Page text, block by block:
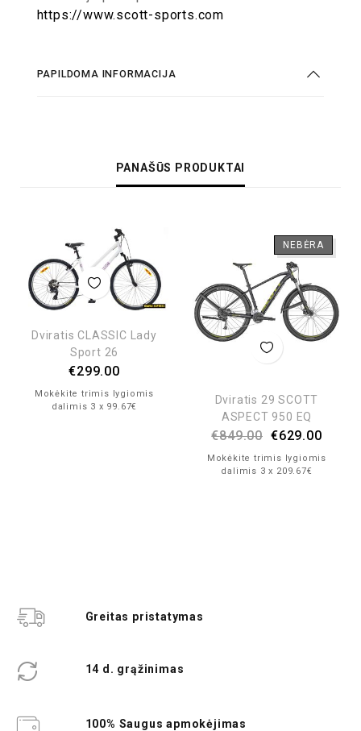
https://www.scott-sports.com
PAPILDOMA INFORMACIJA
PANAŠŪS PRODUKTAI
Dviratis CLASSIC Lady
Sport 26
€299.00
Mokėkite trimis lygiomis
dalimis 3 x 99.67€
NEBĖRA
Dviratis 29 SCOTT
ASPECT 950 EQ
€849.00 €629.00
Mokėkite trimis lygiomis
dalimis 3 x 209.67€
Greitas pristatymas
14 d. grąžinimas
100% Saugus apmokėjimas